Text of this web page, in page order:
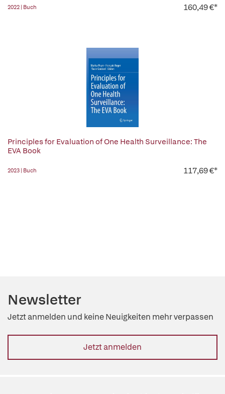
2022 | Buch 160,49 €*
Principles for Evaluation of One Health Surveillance: The
EVA Book
2023 | Buch 117,69 €*
Newsletter
Jetzt anmelden und keine Neuigkeiten mehr verpassen
Jetzt anmelden